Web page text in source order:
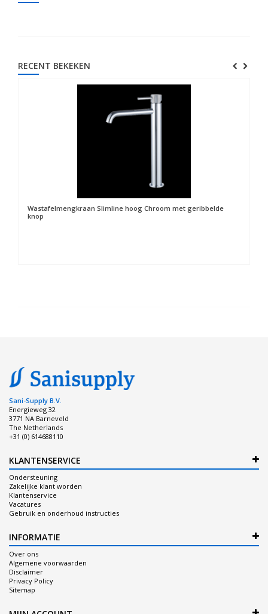
RECENT BEKEKEN
Wastafelmengkraan Slimline hoog Chroom met geribbelde
knop
Sani-Supply B.V.
Energieweg 32
3771 NA Barneveld
The Netherlands
+31 (0) 614688110
KLANTENSERVICE
Ondersteuning
Zakelijke klant worden
Klantenservice
Vacatures
Gebruik en onderhoud instructies
INFORMATIE
Over ons
Algemene voorwaarden
Disclaimer
Privacy Policy
Sitemap